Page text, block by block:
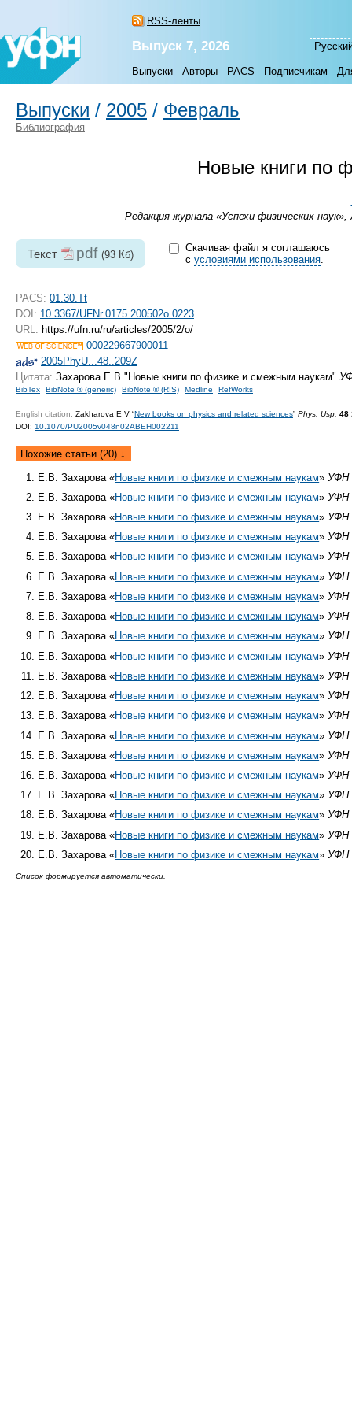
RSS-ленты
Выпуск 7, 2026
Выпуски Авторы PACS Подписчикам
Выпуски / 2005 / Февраль
Библиография
Новые книги по
Редакция журнала «Успехи физических
Текст pdf (93 Кб)
Скачивая файл я соглашаюсь
с условиями использования.
PACS: 01.30.Tt
DOI: 10.3367/UFNr.0175.200502o.0223
URL: https://ufn.ru/ru/articles/2005/2/o/
000229667900011
2005PhyU...48..209Z
Цитата: Захарова Е В "Новые книги по физике и смежным наукам"
BibTex BibNote ® (generic) BibNote ® (RIS) Medline RefWorks
English citation: Zakharova E V “New books on physics and related sciences” Phys. Usp. 48
DOI: 10.1070/PU2005v048n02ABEH002211
Похожие статьи (20) ↓
Е.В. Захарова «Новые книги по физике и смежным наукам»УФН
Е.В. Захарова «Новые книги по физике и смежным наукам»УФН
Е.В. Захарова «Новые книги по физике и смежным наукам»УФН
Е.В. Захарова «Новые книги по физике и смежным наукам»УФН
Е.В. Захарова «Новые книги по физике и смежным наукам»УФН
Е.В. Захарова «Новые книги по физике и смежным наукам»УФН
Е.В. Захарова «Новые книги по физике и смежным наукам»УФН
Е.В. Захарова «Новые книги по физике и смежным наукам»УФН
Е.В. Захарова «Новые книги по физике и смежным наукам»УФН
Е.В. Захарова «Новые книги по физике и смежным наукам»УФН
Е.В. Захарова «Новые книги по физике и смежным наукам»УФН
Е.В. Захарова «Новые книги по физике и смежным наукам»УФН
Е.В. Захарова «Новые книги по физике и смежным наукам»УФН
Е.В. Захарова «Новые книги по физике и смежным наукам»УФН
Е.В. Захарова «Новые книги по физике и смежным наукам»УФН
Е.В. Захарова «Новые книги по физике и смежным наукам»УФН
Е.В. Захарова «Новые книги по физике и смежным наукам»УФН
Е.В. Захарова «Новые книги по физике и смежным наукам»УФН
Е.В. Захарова «Новые книги по физике и смежным наукам»УФН
Е.В. Захарова «Новые книги по физике и смежным наукам»УФН
Список формируется автоматически.